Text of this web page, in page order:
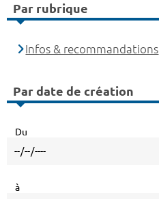
Par rubrique
Infos & recommandations
Par date de création
Du
à